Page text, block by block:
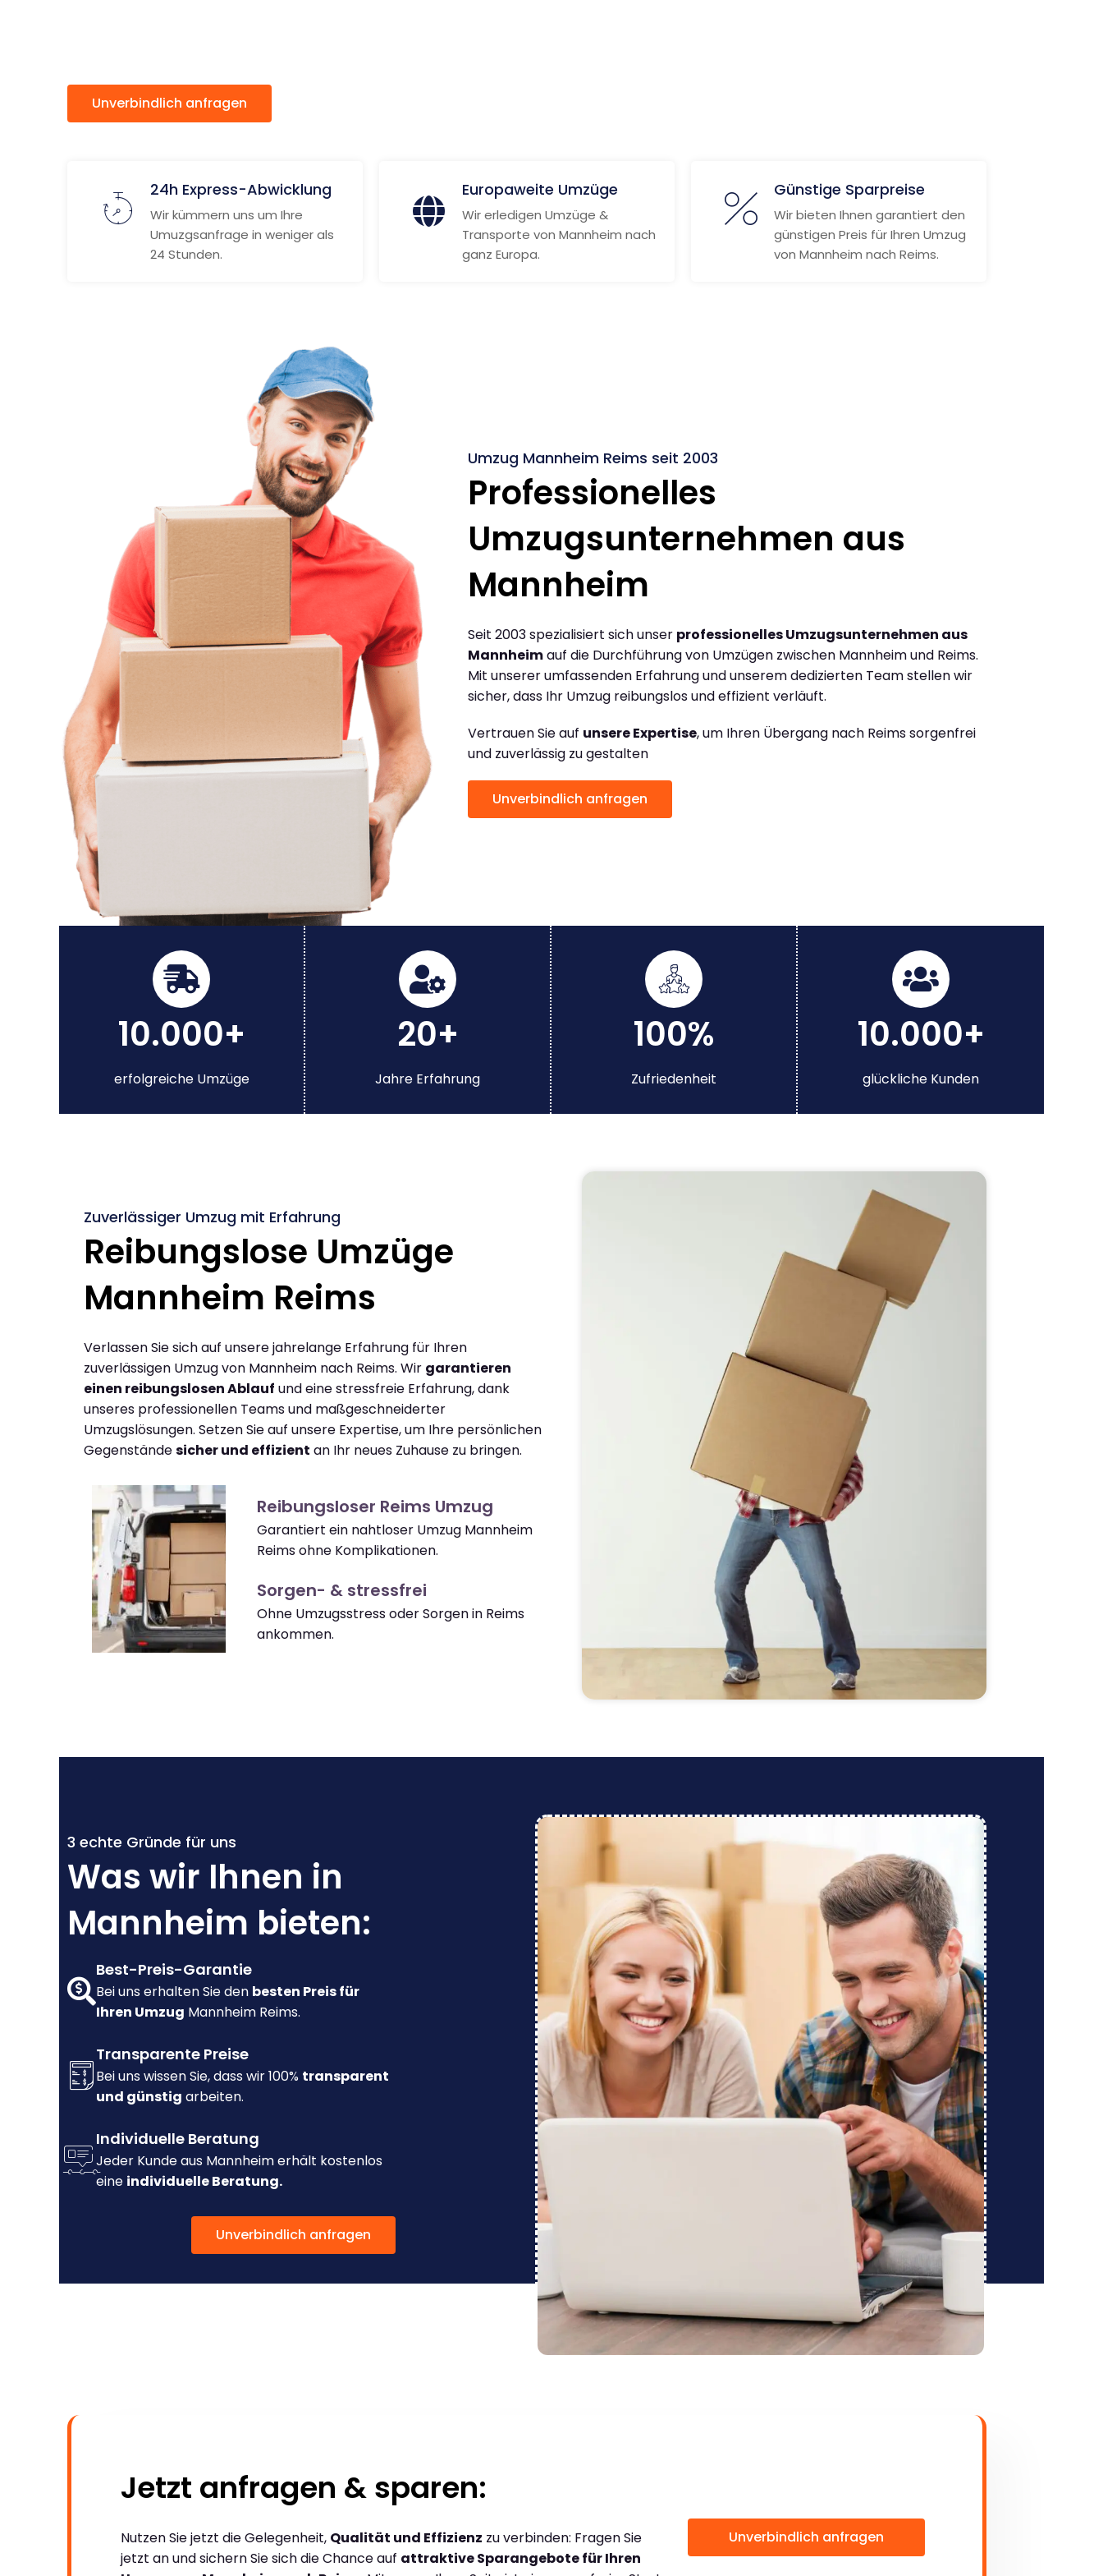
Unverbindlich anfragen
24h Express-Abwicklung
Wir kümmern uns um Ihre
Umuzgsanfrage in weniger als
24 Stunden.
Europaweite Umzüge
Wir erledigen Umzüge &
Transporte von Mannheim nach
ganz Europa.
Günstige Sparpreise
Wir bieten Ihnen garantiert den
günstigen Preis für Ihren Umzug
von Mannheim nach Reims.
Umzug Mannheim Reims seit 2003
Professionelles
Umzugsunternehmen aus
Mannheim
Seit 2003 spezialisiert sich unser professionelles Umzugsunternehmen aus
Mannheimauf die Durchführung von Umzügen zwischen Mannheim und Reims.
Mit unserer umfassenden Erfahrung und unserem dedizierten Team stellen wir
sicher, dass Ihr Umzug reibungslos und effizient verläuft.
Vertrauen Sie auf unsere Expertise, um Ihren Übergang nach Reims sorgenfrei
und zuverlässig zu gestalten
Unverbindlich anfragen
10.000+
erfolgreiche Umzüge
20+
Jahre Erfahrung
100%
Zufriedenheit
10.000+
glückliche Kunden
Zuverlässiger Umzug mit Erfahrung
Reibungslose Umzüge
Mannheim Reims
Verlassen Sie sich auf unsere jahrelange Erfahrung für Ihren
zuverlässigen Umzug von Mannheim nach Reims. Wir garantieren
einen reibungslosen Ablauf und eine stressfreie Erfahrung, dank
unseres professionellen Teams und maßgeschneiderter
Umzugslösungen. Setzen Sie auf unsere Expertise, um Ihre persönlichen
Gegenständesicher und effizient an Ihr neues Zuhause zu bringen.
Reibungsloser Reims Umzug
Garantiert ein nahtloser Umzug Mannheim
Reims ohne Komplikationen.
Sorgen- & stressfrei
Ohne Umzugsstress oder Sorgen in Reims
ankommen.
3 echte Gründe für uns
Was wir Ihnen in
Mannheim bieten:
Best-Preis-Garantie
Bei uns erhalten Sie den besten Preis für
Ihren Umzug Mannheim Reims.
Transparente Preise
Bei uns wissen Sie, dass wir 100% transparent
und günstig arbeiten.
Individuelle Beratung
Jeder Kunde aus Mannheim erhält kostenlos
eine individuelle Beratung.
Unverbindlich anfragen
Jetzt anfragen & sparen:
Nutzen Sie jetzt die Gelegenheit, Qualität und Effizienz zu verbinden: Fragen Sie
jetzt an und sichern Sie sich die Chance auf attraktive Sparangebote für Ihren
Unverbindlich anfragen